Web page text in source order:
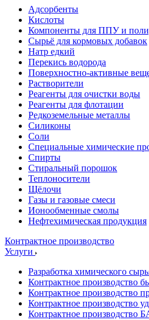
Адсорбенты
Кислоты
Компоненты для ППУ и
Сырьё для кормовых добавок
Натр едкий
Перекись водорода
Поверхностно-активные
Растворители
Реагенты для очистки воды
Реагенты для флотации
Редкоземельные металлы
Силиконы
Соли
Специальные химические
Спирты
Стиральный порошок
Теплоносители
Щёлочи
Газы и газовые смеси
Ионообменные смолы
Нефтехимическая продукция
Контрактное производство
Услуги
Разработка химического
Контрактное производство
Контрактное производство
Контрактное производство
Контрактное производство